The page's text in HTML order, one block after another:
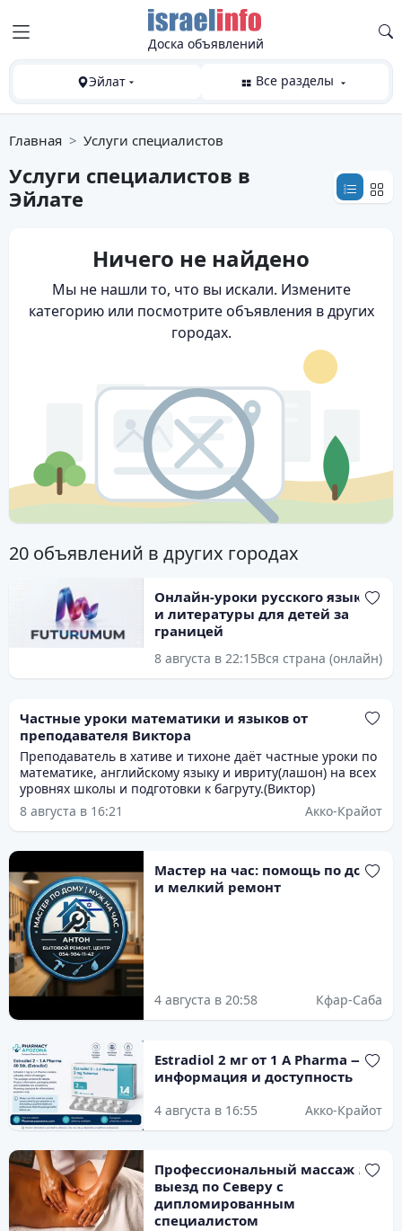
Доска объявлений
Эйлат Все разделы
Главная Услуги специалистов
Услуги специалистов в
Эйлате
Ничего не найдено
Мы не нашли то, что вы искали. Измените
категорию или посмотрите объявления в других
городах.
20 объявлений в других городах
Онлайн-уроки русского языка
и литературы для детей за
границей
8 августа в 22:15Вся страна (онлайн)
Частные уроки математики и языков от
преподавателя Виктора
Преподаватель в хативе и тихоне даёт частные уроки по
математике, английскому языку и ивриту(лашон) на всех
уровнях школы и подготовки к багруту.(Виктор)
8 августа в 16:21
Акко-Крайот
Мастер на час: помощь по дому
и мелкий ремонт
4 августа в 20:58 Кфар-Саба
Estradiol 2 мг от 1 A Pharma —
информация и доступность
4 августа в 16:55 Акко-Крайот
Профессиональный массаж на
выезд по Северу с
дипломированным
специалистом